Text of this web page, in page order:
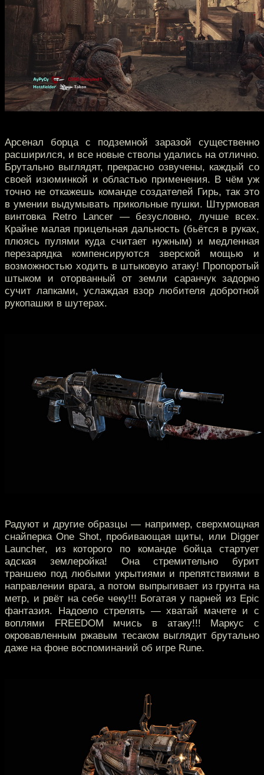
Арсенал борца с подземной заразой существенно
расширился, и все новые стволы удались на отлично.
Брутально выглядят, прекрасно озвучены, каждый со
своей изюминкой и областью применения. В чём уж
точно не откажешь команде создателей Гирь, так это
в умении выдумывать прикольные пушки. Штурмовая
винтовка Retro Lancer — безусловно, лучше всех.
Крайне малая прицельная дальность (бьётся в руках,
плюясь пулями куда считает нужным) и медленная
перезарядка компенсируются зверской мощью и
возможностью ходить в штыковую атаку! Пропоротый
штыком и оторванный от земли саранчук задорно
сучит лапками, услаждая взор любителя добротной
рукопашки в шутерах.
Радуют и другие образцы — например, сверхмощная
снайперка One Shot, пробивающая щиты, или Digger
Launcher, из которого по команде бойца стартует
адская землеройка! Она стремительно бурит
траншею под любыми укрытиями и препятствиями в
направлении врага, а потом выпрыгивает из грунта на
метр, и рвёт на себе чеку!!! Богатая у парней из Epic
фантазия. Надоело стрелять — хватай мачете и с
воплями FREEDOM мчись в атаку!!! Маркус с
окровавленным ржавым тесаком выглядит брутально
даже на фоне воспоминаний об игре Rune.